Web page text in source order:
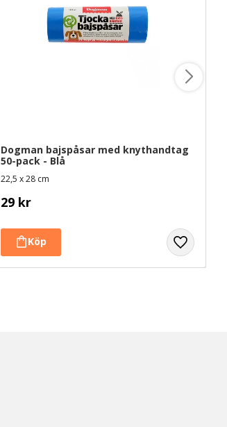
Dogman bajspåsar med knythandtag
50-pack - Blå
22,5 x 28 cm
29 kr